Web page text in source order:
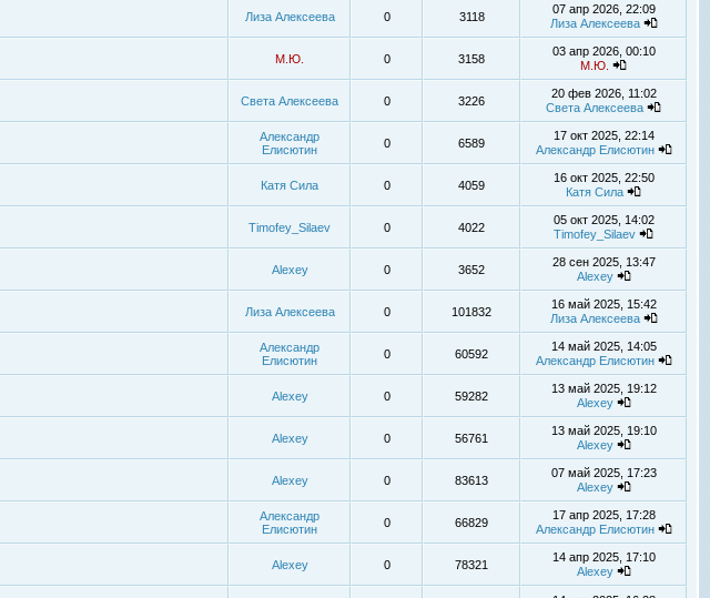
Лиза Алексеева 0 3118
07 апр 2026, 22:09
Лиза Алексеева
М.Ю. 0 3158
03 апр 2026, 00:10
М.Ю.
Света Алексеева 0 3226
20 фев 2026, 11:02
Света Алексеева
Александр
Елисютин
0 6589
17 окт 2025, 22:14
Александр Елисютин
Катя Сила 0 4059
16 окт 2025, 22:50
Катя Сила
Timofey_Silaev 0 4022
05 окт 2025, 14:02
Timofey_Silaev
Alexey 0 3652
28 сен 2025, 13:47
Alexey
Лиза Алексеева 0 101832
16 май 2025, 15:42
Лиза Алексеева
Александр
Елисютин
0 60592
14 май 2025, 14:05
Александр Елисютин
Alexey 0 59282
13 май 2025, 19:12
Alexey
Alexey 0 56761
13 май 2025, 19:10
Alexey
Alexey 0 83613
07 май 2025, 17:23
Alexey
Александр
Елисютин
0 66829
17 апр 2025, 17:28
Александр Елисютин
Alexey 0 78321
14 апр 2025, 17:10
Alexey